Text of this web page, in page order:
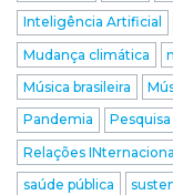
Inteligência Artificial
Mudança climática
Música brasileira
Pandemia
Pesquisa
Relações
saúde pública